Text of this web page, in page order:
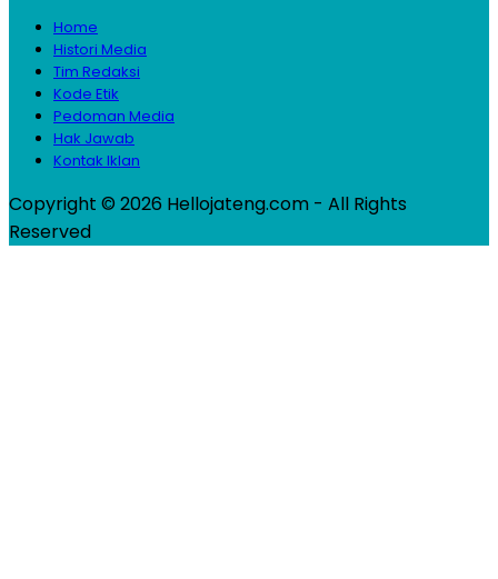
Home
Histori Media
Tim Redaksi
Kode Etik
Pedoman Media
Hak Jawab
Kontak Iklan
Copyright © 2026 Hellojateng.com - All Rights
Reserved